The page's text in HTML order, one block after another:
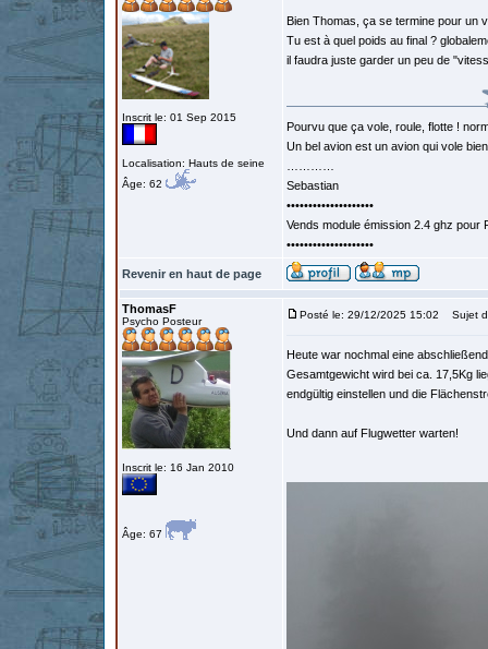
Inscrit le: 01 Sep 2015
Localisation: Hauts de seine
Âge: 62
Bien Thomas, ça se termine pour un
Tu est à quel poids au final ?
il faudra juste garder un peu de
Pourvu que ça vole, roule, flotte !
Un bel avion est un avion qui vole
Sebastian
••••••••••••••••••••
Vends module émission 2.4 ghz
••••••••••••••••••••
Revenir en haut de page
ThomasF
Psycho Posteur
Inscrit le: 16 Jan 2010
Âge: 67
Posté le: 29/12/2025 15:02 Sujet
Heute war nochmal eine
Gesamtgewicht wird bei ca. 17,5Kg
endgültig einstellen und die
Und dann auf Flugwetter warten!